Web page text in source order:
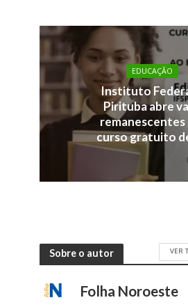
EDUCAÇÃO
Instituto
Pirituba abre
remanescentes
curso gratuito
Sobre o autor VER
Folha Noroeste